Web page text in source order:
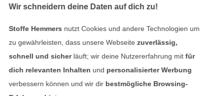
Wir schneidern deine Daten auf dich zu!
Stoffe Hemmers nutzt Cookies und andere Technologien um
zu gewährleisten, dass unsere Webseite zuverlässig,
schnell und sicherläuft; wir deine Nutzererfahrung mitfür
dich relevanten Inhalten und personalisierter Werbung
verbessern können und wir dir bestmögliche Browsing-